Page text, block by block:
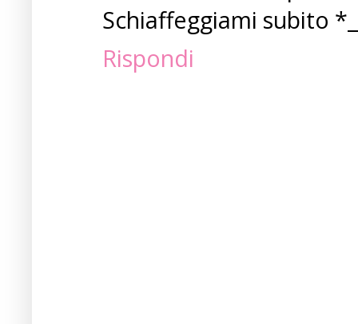
Schiaffeggiami subito
Rispondi